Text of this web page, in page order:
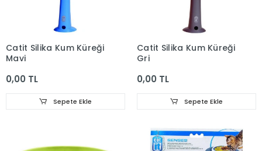
Catit Silika Kum Küreği
Mavi
0,00 TL
Sepete Ekle
Catit Silika Kum Küreği
Gri
0,00 TL
Sepete Ekle